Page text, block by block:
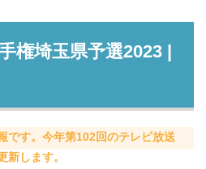
権埼玉県予選2023 |
です。今年第102回のテレビ放送
新します。